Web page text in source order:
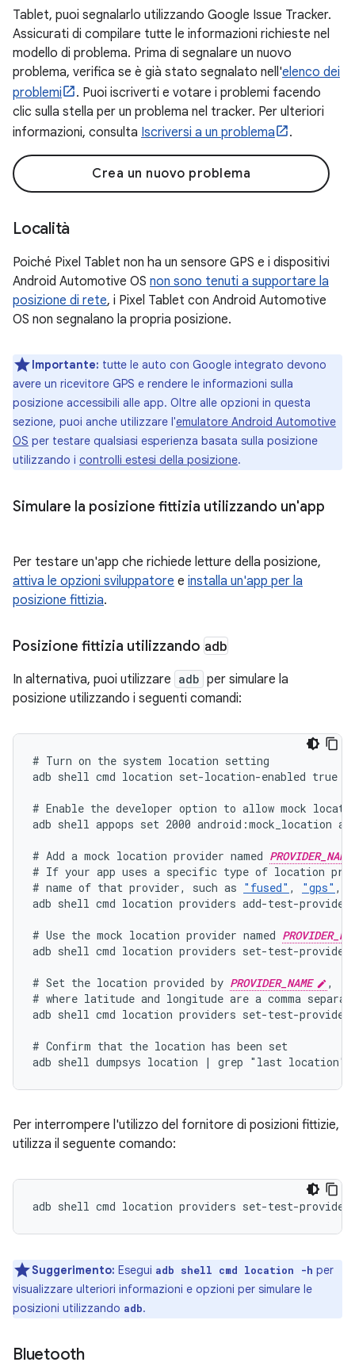
Tablet, puoi segnalarlo utilizzando Google Issue Tracker.
Assicurati di compilare tutte le informazioni richieste nel
modello di problema. Prima di segnalare un nuovo
problema, verifica se è già stato segnalato nell'elenco dei
problemi
. Puoi iscriverti e votare i problemi facendo
clic sulla stella per un problema nel tracker. Per ulteriori
informazioni, consulta Iscriversi a un problema .
Crea un nuovo problema
Località
Poiché Pixel Tablet non ha un sensore GPS e i dispositivi
Android Automotive OS non sono tenuti a supportare la
posizione di rete, i Pixel Tablet con Android Automotive
OS non segnalano la propria posizione.
Importante: tutte le auto con Google integrato devono
avere un ricevitore GPS e rendere le informazioni sulla
posizione accessibili alle app. Oltre alle opzioni in questa
sezione, puoi anche utilizzare l'emulatore Android Automotive
OS per testare qualsiasi esperienza basata sulla posizione
utilizzando i controlli estesi della posizione.
Simulare la posizione fittizia utilizzando un'app
Per testare un'app che richiede letture della posizione,
attiva le opzioni sviluppatore e installa un'app per la
posizione fittizia.
Posizione fittizia utilizzando adb
In alternativa, puoi utilizzare adb per simulare la
posizione utilizzando i seguenti comandi:
# Turn on the system location setting
adb shell cmd location set-location-enabled true
# Enable the developer option to allow mock
adb shell appops set 2000 android:mock_location
# Add a mock location provider named PROVIDER_NAME
# If your app uses a specific type of location
# name of that provider, such as "fused" , "gps" ,
adb shell cmd location providers add-test-
# Use the mock location provider named
adb shell cmd location providers set-test-
# Set the location provided by PROVIDER_NAME
,
# where latitude and longitude are a comma
adb shell cmd location providers set-test-
# Confirm that the location has been set
Per interrompere l'utilizzo del fornitore di posizioni fittizie,
utilizza il seguente comando:
adb shell cmd location providers set-test-
Suggerimento: Esegui adb shell cmd location -h per
visualizzare ulteriori informazioni e opzioni per simulare le
posizioni utilizzando adb.
Bluetooth